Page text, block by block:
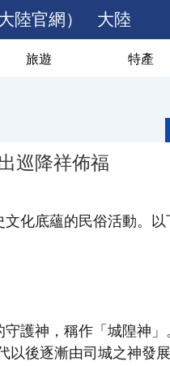
陸官網） 大陸
旅遊 特產
巡降祥佈福
化底蘊的民俗活動。
護神，稱作「城隍神
以後逐漸由司城之神發